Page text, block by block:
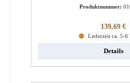
Produktnummer:
Regulärer
139,69 €
Lieferzeit ca. 5-6
Details